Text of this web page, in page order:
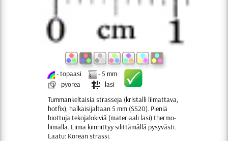
- topaasi
- pyöreä
- 5 mm
- lasi
Tummankeltaisia strasseja (kristalli liimattava,
hotfix), halkaisijaltaan 5 mm (SS20). Pieniä
hiottuja tekojalokiviä (materiaali lasi) thermo-
liimalla. Liima kiinnittyy silittämällä pysyvästi.
Laatu: Korean strassi.